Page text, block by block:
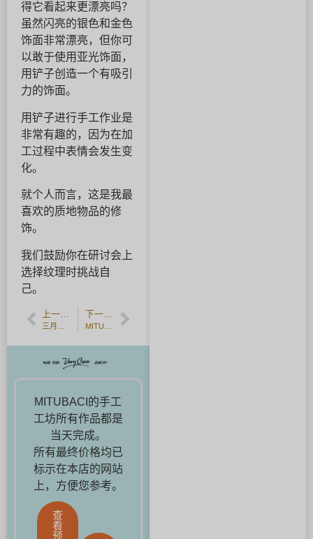
得它看起来更漂亮吗？
虽然闪亮的银色和金色
饰面非常漂亮，但你可
以敢于使用亚光饰面，
用铲子创造一个有吸引
力的饰面。
用铲子进行手工作业是
非常有趣的，因为在加
工过程中表情会发生变
化。
就个人而言，这是我最
喜欢的质地物品的修
饰。
我们鼓励你在研讨会上
选择纹理时挑战自
己。
MITUBACI的手工
工坊所有作品都是
当天完成。
所有最终价格均已
标示在本店的网站
上，方便您参考。
查
看
预